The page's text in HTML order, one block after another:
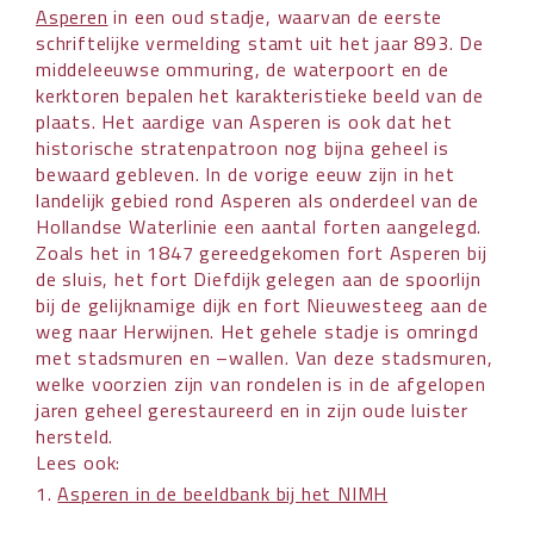
Asperen in een oud stadje, waarvan de eerste
schriftelijke vermelding stamt uit het jaar 893. De
middeleeuwse ommuring, de waterpoort en de
kerktoren bepalen het karakteristieke beeld van de
plaats. Het aardige van Asperen is ook dat het
historische stratenpatroon nog bijna geheel is
bewaard gebleven. In de vorige eeuw zijn in het
landelijk gebied rond Asperen als onderdeel van de
Hollandse Waterlinie een aantal forten aangelegd.
Zoals het in 1847 gereedgekomen fort Asperen bij
de sluis, het fort Diefdijk gelegen aan de spoorlijn
bij de gelijknamige dijk en fort Nieuwesteeg aan de
weg naar Herwijnen. Het gehele stadje is omringd
met stadsmuren en –wallen. Van deze stadsmuren,
welke voorzien zijn van rondelen is in de afgelopen
jaren geheel gerestaureerd en in zijn oude luister
hersteld.
Lees ook:
1.Asperen in de beeldbank bij het NIMH